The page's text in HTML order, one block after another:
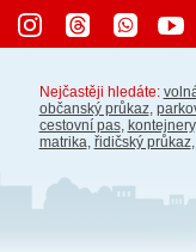
Nejčastěji hledáte:
občanský průkaz,
cestovní pas, kontejnery
matrika, řidičský průkaz,